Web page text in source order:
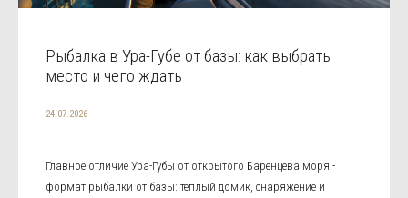
Рыбалка в Ура-Губе от базы: как выбрать
место и чего ждать
24.07.2026
Главное отличие Ура-Губы от открытого Баренцева моря -
формат рыбалки от базы: тёплый домик, снаряжение и